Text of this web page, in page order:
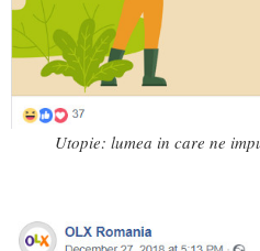
Utopie: lumea in care ne